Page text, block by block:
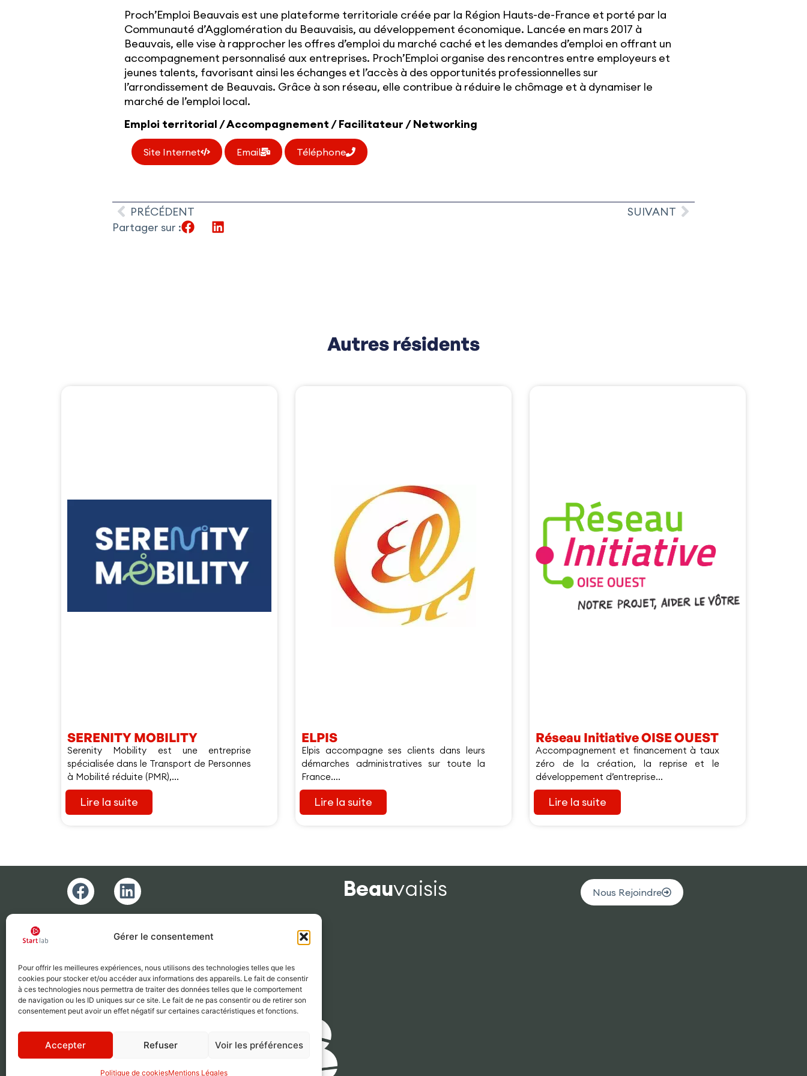
Gérer le consentement
Pour offrir les meilleures expériences, nous utilisons des technologies telles que les
cookies pour stocker et/ou accéder aux informations des appareils. Le fait de consentir
à ces technologies nous permettra de traiter des données telles que le comportement
de navigation ou les ID uniques sur ce site. Le fait de ne pas consentir ou de retirer son
consentement peut avoir un effet négatif sur certaines caractéristiques et fonctions.
Accepter Refuser Voir les préférences
Politique de cookiesMentions Légales
Proch’Emploi Beauvais est une plateforme territoriale créée par la Région Hauts-de-France et porté par la
Communauté d’Agglomération du Beauvaisis, au développement économique. Lancée en mars 2017 à
Beauvais, elle vise à rapprocher les offres d’emploi du marché caché et les demandes d’emploi en offrant un
accompagnement personnalisé aux entreprises. Proch’Emploi organise des rencontres entre employeurs et
jeunes talents, favorisant ainsi les échanges et l’accès à des opportunités professionnelles sur
l’arrondissement de Beauvais. Grâce à son réseau, elle contribue à réduire le chômage et à dynamiser le
marché de l’emploi local.
Emploi territorial / Accompagnement / Facilitateur / Networking
Site Internet Email Téléphone
PRÉCÉDENT
SUIVANT
Partager sur :
Autres résidents
SERENITY MOBILITY
Serenity Mobility est une entreprise
spécialisée dans le Transport de Personnes
à Mobilité réduite (PMR),...
Lire la suite
ELPIS
Elpis accompagne ses clients dans leurs
démarches administratives sur toute la
France....
Lire la suite
Réseau Initiative OISE OUEST
Accompagnement et financement à taux
zéro de la création, la reprise et le
développement d’entreprise...
Lire la suite
Beauvaisis Nous Rejoindre